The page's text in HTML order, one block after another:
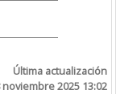
Última actualización
noviembre 2025 13:02